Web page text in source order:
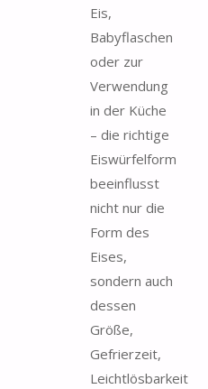
Eis,
Babyflaschen
oder zur
Verwendung
in der Küche
– die richtige
Eiswürfelform
beeinflusst
nicht nur die
Form des
Eises,
sondern auch
dessen
Größe,
Gefrierzeit,
Leichtlösbarkeit